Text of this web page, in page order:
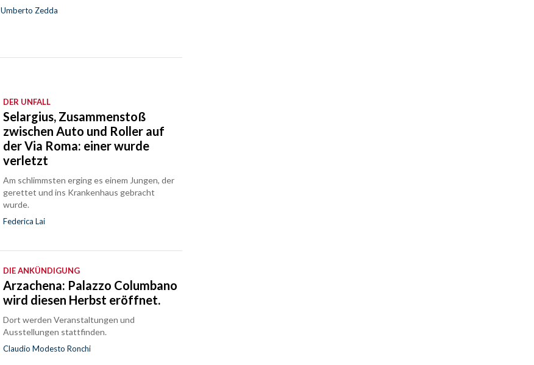
Umberto Zedda
DER UNFALL
Selargius, Zusammenstoß
zwischen Auto und Roller auf
der Via Roma: einer wurde
verletzt
Am schlimmsten erging es einem Jungen, der
gerettet und ins Krankenhaus gebracht
wurde.
Federica Lai
DIE ANKÜNDIGUNG
Arzachena: Palazzo Columbano
wird diesen Herbst eröffnet.
Dort werden Veranstaltungen und
Ausstellungen stattfinden.
Claudio Modesto Ronchi